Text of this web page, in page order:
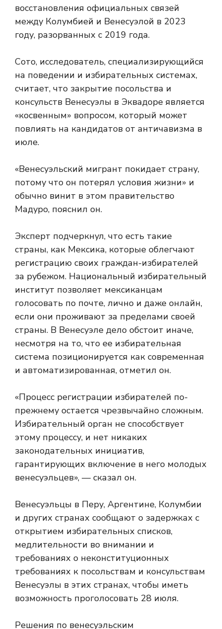
восстановления официальных связей
между Колумбией и Венесуэлой в 2023
году, разорванных с 2019 года.
Сото, исследователь, специализирующийся
на поведении и избирательных системах,
считает, что закрытие посольства и
консульств Венесуэлы в Эквадоре является
«косвенным» вопросом, который может
повлиять на кандидатов от античавизма в
июле.
«Венесуэльский мигрант покидает страну,
потому что он потерял условия жизни» и
обычно винит в этом правительство
Мадуро, пояснил он.
Эксперт подчеркнул, что есть такие
страны, как Мексика, которые облегчают
регистрацию своих граждан-избирателей
за рубежом. Национальный избирательный
институт позволяет мексиканцам
голосовать по почте, лично и даже онлайн,
если они проживают за пределами своей
страны. В Венесуэле дело обстоит иначе,
несмотря на то, что ее избирательная
система позиционируется как современная
и автоматизированная, отметил он.
«Процесс регистрации избирателей по-
прежнему остается чрезвычайно сложным.
Избирательный орган не способствует
этому процессу, и нет никаких
законодательных инициатив,
гарантирующих включение в него молодых
венесуэльцев», — сказал он.
Венесуэльцы в Перу, Аргентине, Колумбии
и других странах сообщают о задержках с
открытием избирательных списков,
медлительности во внимании и
требованиях о неконституционных
требованиях к посольствам и консульствам
Венесуэлы в этих странах, чтобы иметь
возможность проголосовать 28 июля.
Решения по венесуэльским